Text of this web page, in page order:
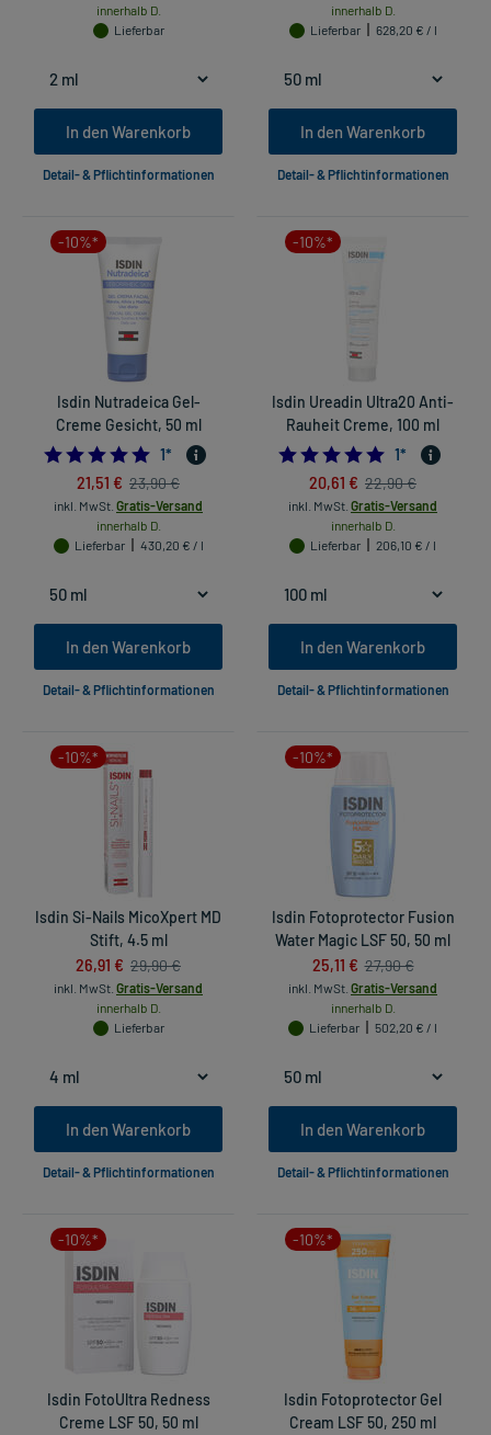
innerhalb D.
Lieferbar
In den Warenkorb
Detail- & Pflichtinformationen
innerhalb D.
Lieferbar
628,20 € / l
In den Warenkorb
Detail- & Pflichtinformationen
-10%*
Isdin Nutradeica Gel-
Creme Gesicht, 50 ml
5.0
1*
21,51 € 23,90 €
inkl. MwSt. Gratis-Versand
innerhalb D.
Lieferbar
430,20 € / l
In den Warenkorb
Detail- & Pflichtinformationen
-10%*
Isdin Ureadin Ultra20 Anti-
Rauheit Creme, 100 ml
5.0
1*
20,61 € 22,90 €
inkl. MwSt. Gratis-Versand
innerhalb D.
Lieferbar
206,10 € / l
In den Warenkorb
Detail- & Pflichtinformationen
-10%*
Isdin Si-Nails MicoXpert MD
Stift, 4.5 ml
26,91 € 29,90 €
inkl. MwSt. Gratis-Versand
innerhalb D.
Lieferbar
In den Warenkorb
Detail- & Pflichtinformationen
-10%*
Isdin Fotoprotector Fusion
Water Magic LSF 50, 50 ml
25,11 € 27,90 €
inkl. MwSt. Gratis-Versand
innerhalb D.
Lieferbar
502,20 € / l
In den Warenkorb
Detail- & Pflichtinformationen
-10%*
Isdin FotoUltra Redness
Creme LSF 50, 50 ml
-10%*
Isdin Fotoprotector Gel
Cream LSF 50, 250 ml